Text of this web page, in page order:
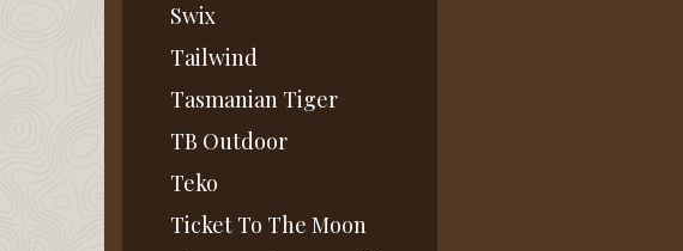
Swix
Tailwind
Tasmanian Tiger
TB Outdoor
Teko
Ticket To The Moon